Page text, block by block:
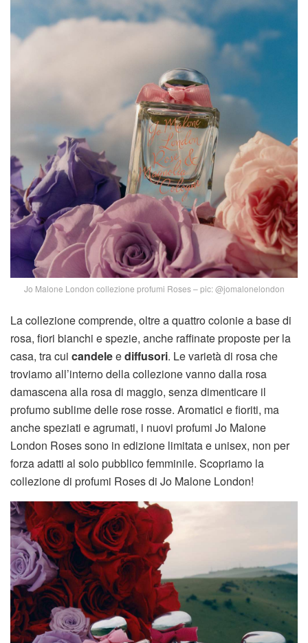
Jo Malone London collezione profumi Roses – pic: @jomalonelondon
La collezione comprende, oltre a quattro colonie a base di
rosa, fiori bianchi e spezie, anche raffinate proposte per la
casa, tra cui candeleediffusori. Le varietà di rosa che
troviamo all’interno della collezione vanno dalla rosa
damascena alla rosa di maggio, senza dimenticare il
profumo sublime delle rose rosse. Aromatici e fioriti, ma
anche speziati e agrumati, i nuovi profumi Jo Malone
London Roses sono in edizione limitata e unisex, non per
forza adatti al solo pubblico femminile. Scopriamo la
collezione di profumi Roses di Jo Malone London!